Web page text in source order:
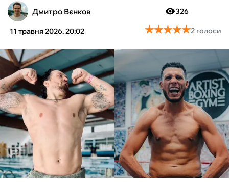
ХОКЕЙ
ТЕНІС
КІБЕРСПОРТ
ЧС-2026
ФУТЗАЛ
ІНШІ
БУКМЕКЕРИ
Дмитро Вєнков
11 травня 2026, 20:02
326
★★★★★
★★★★★2 голоси